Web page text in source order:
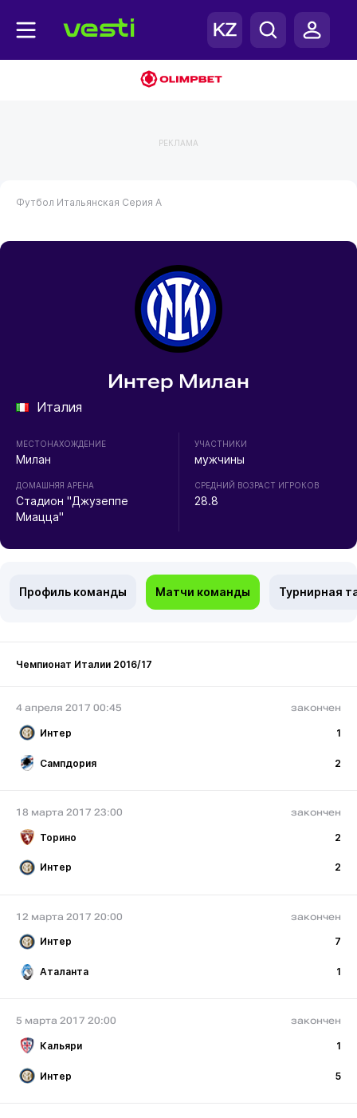
РЕКЛАМА
Футбол Итальянская Серия А
Интер Милан
Италия
МЕСТОНАХОЖДЕНИЕ
Милан
ДОМАШНЯЯ АРЕНА
Стадион "Джузеппе
Миацца"
УЧАСТНИКИ
мужчины
СРЕДНИЙ ВОЗРАСТ ИГРОКОВ
28.8
Профиль команды Матчи команды Турнирная
Чемпионат Италии 2016/17
4 апреля 2017 00:45 закончен
Интер 1
Сампдория 2
18 марта 2017 23:00 закончен
Торино 2
Интер 2
12 марта 2017 20:00 закончен
Интер 7
Аталанта 1
5 марта 2017 20:00 закончен
Кальяри 1
Интер 5